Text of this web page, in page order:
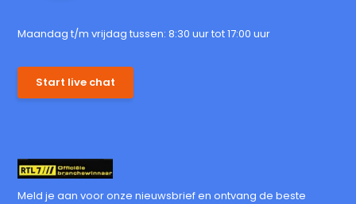
Maandag t/m vrijdag tussen: 8:30 uur tot 17:00 uur
Start live chat
Meld je aan voor onze nieuwsbrief en ontvang de beste